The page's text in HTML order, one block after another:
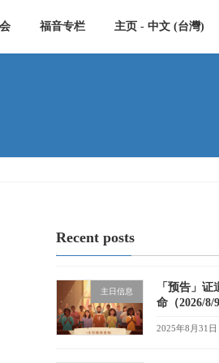
福音专栏 主页 - 中文 (台灣)
Recent posts
主日信息
「预告」
命（2026/8/9
2025年8月31日